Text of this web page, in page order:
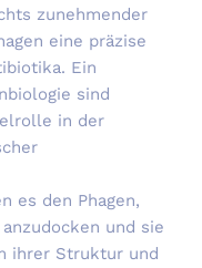
zunehmender
eine präzise
Ein
sind
in der
es den Phagen,
und sie
ihrer Struktur und